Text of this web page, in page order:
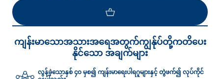
ကျန်းမာသောအသားအရေအတွက်ကျွန်ုပ်တို့ကတိပေး
နိုင်သော အချက်များ
လွန်ခဲ့သောနှစ် ၄၀ မှစ၍ ကျန်းမာရေးပါရဂူများနှင့် တွဲဖက်၍ လုပ်ကိုင်